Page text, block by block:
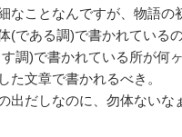
なことなんですが、物語
(である調)で書かれている
調)で書かれている所が何
た文章で書かれるべき。
出だしなのに、勿体ないな